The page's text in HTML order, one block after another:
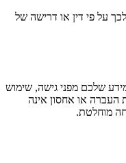
על פי דין או דרישה של
שלכם מפני גישה, שימוש
או אחסון אינה